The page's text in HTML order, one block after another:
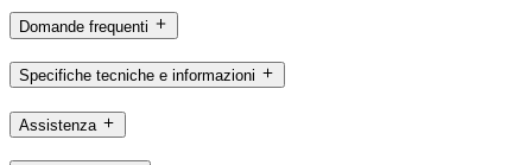
Domande frequenti
Specifiche tecniche e informazioni
Assistenza